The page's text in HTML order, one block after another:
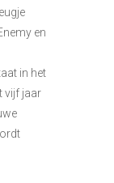
en
in het
vijf jaar